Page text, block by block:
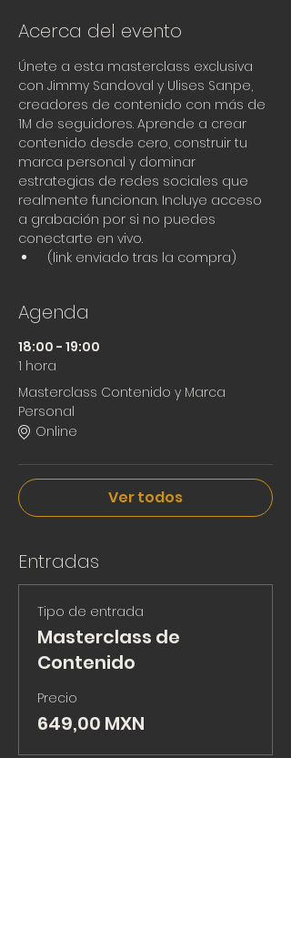
Acerca del evento
Únete a esta masterclass exclusiva
con Jimmy Sandoval y Ulises Sanpe,
creadores de contenido con más de
1M de seguidores. Aprende a crear
contenido desde cero, construir tu
marca personal y dominar
estrategias de redes sociales que
realmente funcionan. Incluye acceso
a grabación por si no puedes
conectarte en vivo.
(link enviado tras la compra)
Agenda
18:00 - 19:00
1 hora
Masterclass Contenido y Marca
Personal
Online
Ver todos
Entradas
Tipo de entrada
Masterclass de
Contenido
Precio
649,00 MXN